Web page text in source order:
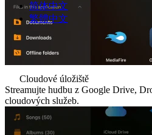
简体中文
繁體中文
Cloudové úložiště
Streamujte hudbu z Google Drive,
cloudových služeb.